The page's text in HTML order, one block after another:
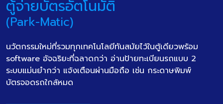
ตู้จ่ายบัตรอัตโนมัติ
(Park-Matic)
นวัตกรรมใหม่ที่รวมทุกเทคโนโลยีทันสมัยไว้ในตู้เดียวพร้อม
software อัจฉริยะที่ฉลาดกว่า อ่านป้ายทะเบียนรถแบบ 2
ระบบแม่นยำกว่า แจ้งเตือนผ่านมือถือ เช่น กระดาษพิมพ์
บัตรจอดรถใกล้หมด